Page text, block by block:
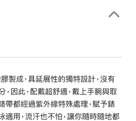
製成，具延展性的獨特設計，沒有
，因此，配戴超舒適，戴上手腕與取
帶都經過紫外線特殊處理，賦予錶
適用，流汗也不怕，讓你隨時隨地都